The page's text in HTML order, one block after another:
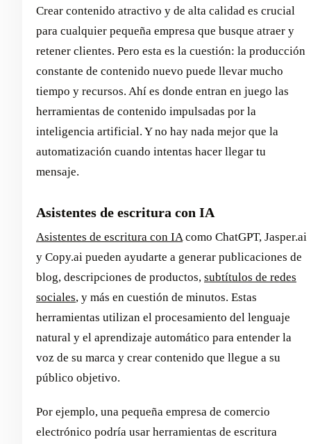
Crear contenido atractivo y de alta calidad es crucial
para cualquier pequeña empresa que busque atraer y
retener clientes. Pero esta es la cuestión: la producción
constante de contenido nuevo puede llevar mucho
tiempo y recursos. Ahí es donde entran en juego las
herramientas de contenido impulsadas por la
inteligencia artificial. Y no hay nada mejor que la
automatización cuando intentas hacer llegar tu
mensaje.
Asistentes de escritura con IA
Asistentes de escritura con IA como ChatGPT, Jasper.ai
y Copy.ai pueden ayudarte a generar publicaciones de
blog, descripciones de productos, subtítulos de redes
sociales, y más en cuestión de minutos. Estas
herramientas utilizan el procesamiento del lenguaje
natural y el aprendizaje automático para entender la
voz de su marca y crear contenido que llegue a su
público objetivo.
Por ejemplo, una pequeña empresa de comercio
electrónico podría usar herramientas de escritura